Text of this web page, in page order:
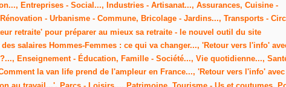
Entreprises - Social..., Industries - Artisanat..., Assurances, Cuisine -
- Urbanisme - Commune, Bricolage - Jardins..., Transports -
retraite' pour préparer au mieux sa retraite - le nouvel outil du site
salaires Hommes-Femmes : ce qui va changer..., 'Retour vers l'info'
Enseignement - Éducation, Famille - Société..., Vie quotidienne...,
la van life prend de l'ampleur en France..., 'Retour vers l'info' avec